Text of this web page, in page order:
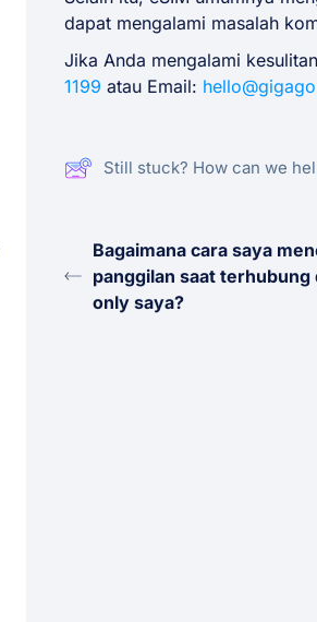
dapat mengalami masalah
Jika Anda mengalami
1199 atau Email:
Still stuck? How can we
Bagaimana cara saya
panggilan saat terhubung
only saya?